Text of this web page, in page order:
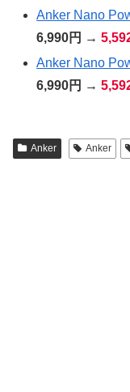
Anker Nano
6,990円 →
Anker Nano
6,990円 →
Anker Anker